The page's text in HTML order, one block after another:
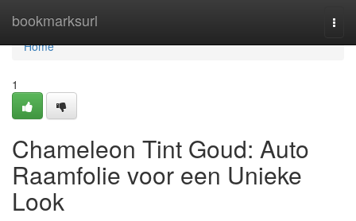
bookmarksurl
Home
Home
1
Chameleon Tint Goud: Auto
Raamfolie voor een Unieke
Look